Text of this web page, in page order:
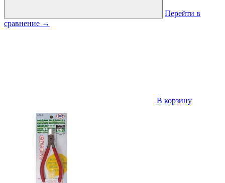
Перейти в
сравнение →
В корзину